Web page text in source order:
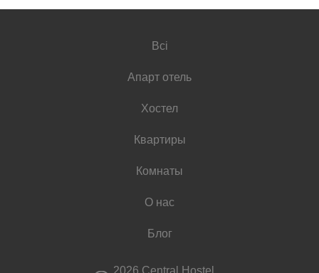
Всі
Апарт отель
Хостел
Квартиры
Комнаты
О нас
Блог
2026 Central Hostel.